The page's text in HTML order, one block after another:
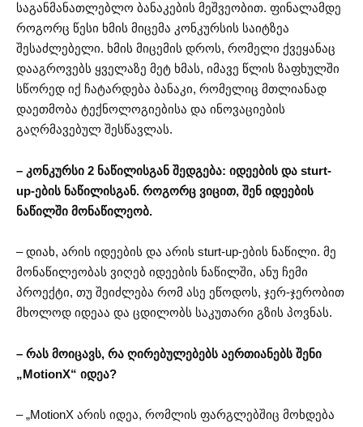
საგანმანათლებლო ბანაკების მეშვეობით. ფინალამდე
როგორც წესი ხმის მიცემა კონკურსის საიტზეა
შესაძლებელი. ხმის მიცემის დროს, რომელი ქვეყანაც
დააგროვებს ყველაზე მეტ ხმას, იმავე წლის ზაფხულში
სწორედ იქ ჩატარდება ბანაკი, რომელიც მთლიანად
დაეთმობა ტექნოლოგიებისა და ინოვაციების
გაღრმავებულ შესწავლას.
– კონკურსი 2 ნაწილისგან შედგება: იდეების და sturt-
up-ების ნაწილისგან. როგორც ვიცით, შენ იდეების
ნაწილში მონაწილეობ.
– დიახ, არის იდეების და არის sturt-up-ების ნაწილი. მე
მონაწილეობას ვიღებ იდეების ნაწილში, ანუ ჩემი
პროექტი, თუ შეიძლება რომ ასე ეწოდოს, ჯერ-ჯერობით
მხოლოდ იდეაა და ცდილობს საკუთარი გზის პოვნას.
– რას მოიცავს, რა ღირებულებებს აერთიანებს შენი
„MotionX“ იდეა?
– „MotionX არის იდეა, რომლის ფარგლებშიც მოხდება